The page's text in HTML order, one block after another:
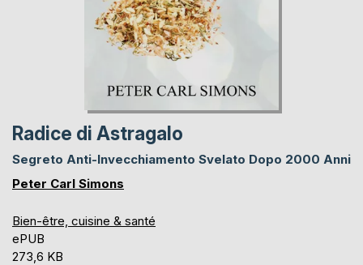
Radice di Astragalo
Segreto Anti-Invecchiamento Svelato Dopo 2000 Anni
Peter Carl Simons
Bien-être, cuisine & santé
ePUB
273,6 KB